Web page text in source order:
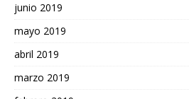
junio 2019
mayo 2019
abril 2019
marzo 2019